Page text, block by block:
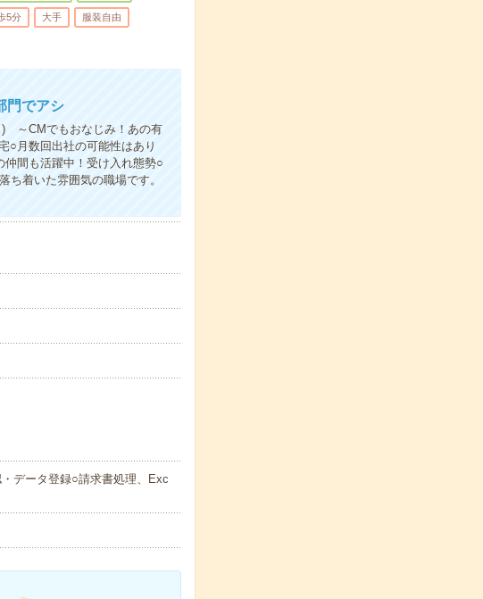
5分 大手 服装自由
門でアシ
) ～CMでもおなじみ！あの有
○月数回出社の可能性はあり
仲間も活躍中！受け入れ態勢○
ち着いた雰囲気の職場です。
データ登録○請求書処理、Exc